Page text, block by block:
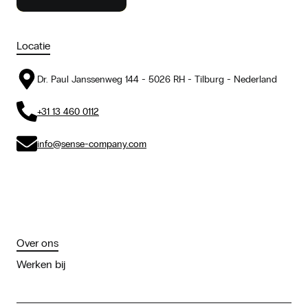
Locatie
Dr. Paul Janssenweg 144 - 5026 RH - Tilburg - Nederland
+31 13 460 0112
info@sense-company.com
Over ons
Werken bij